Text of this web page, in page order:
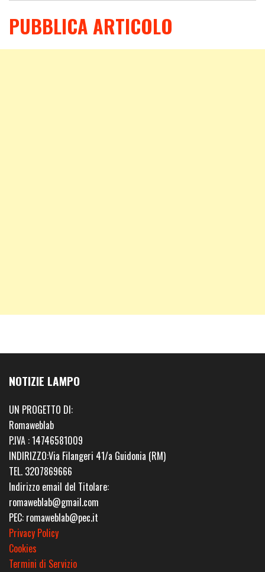
PUBBLICA ARTICOLO
NOTIZIE LAMPO
UN PROGETTO DI:
Romaweblab
P.IVA : 14746581009
INDIRIZZO:Via Filangeri 41/a Guidonia (RM)
TEL. 3207869666
Indirizzo email del Titolare:
romaweblab@gmail.com
PEC: romaweblab@pec.it
Privacy Policy
Cookies
Termini di Servizio